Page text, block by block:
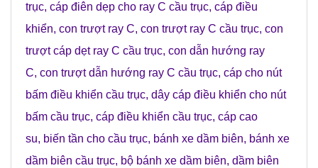
trục, cáp điên dẹp cho ray C cầu trục, cáp điều
khiển, con trượt ray C, con trượt ray C cầu trục, con
trượt cáp dẹt ray C cầu trục, con dẫn hướng ray
C, con trượt dẫn hướng ray C cầu trục, cáp cho nút
bấm điều khiển cầu trục, dây cáp điều khiển cho nút
bấm cầu trục, cáp điều khiển cầu trục, cáp cao
su, biến tần cho cầu trục, bánh xe dầm biên, bánh xe
dầm biên cầu trục, bộ bánh xe dầm biên, dầm biên